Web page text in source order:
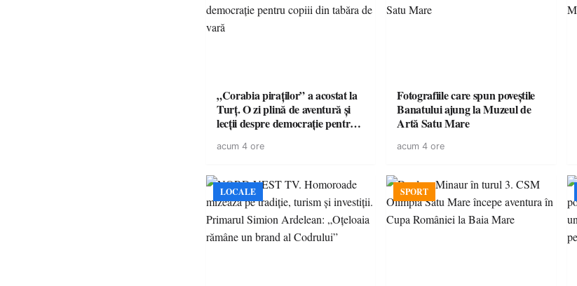
„Corabia piraților” a acostat la
Turț. O zi plină de aventură și
lecții despre democrație pentru
acum 4 ore
Fotografiile care spun poveștile
Banatului ajung la Muzeul de
Artă Satu Mare
acum 4 ore
LOCALE SPORT